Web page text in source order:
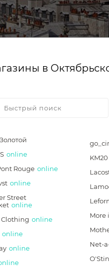
в
online
Rouge online
online
Street
online
online
online
online
KM20
More
Net-
O'Stin